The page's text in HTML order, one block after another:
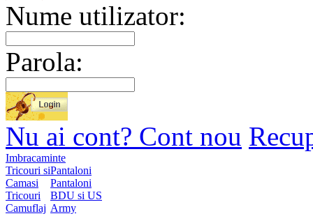
Nume utilizator:
Parola:
Nu ai cont? Cont nou
Imbracaminte
Tricouri si
Camasi
Tricouri
Camuflaj
Pantaloni
Pantaloni
BDU si US
Army